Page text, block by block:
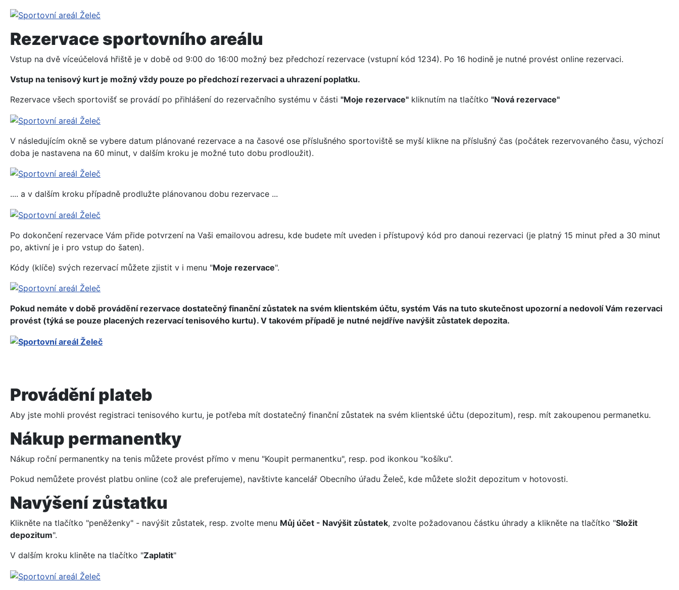
Rezervace sportovního areálu
Vstup na dvě víceúčelová hřiště je v době od 9:00 do 16:00 možný bez předchozí rezervace (vstupní kód 1234). Po 16 hodině je nutné provést online rezervaci.
Vstup na tenisový kurt je možný vždy pouze po předchozí rezervaci a uhrazení poplatku.
Rezervace všech sportovišť se provádí po přihlášení do rezervačního systému v části "Moje rezervace" kliknutím na tlačítko "Nová rezervace"
V následujícím okně se vybere datum plánované rezervace a na časové ose příslušného sportoviště se myší klikne na příslušný čas (počátek rezervovaného času, výchozí
doba je nastavena na 60 minut, v dalším kroku je možné tuto dobu prodloužit).
.... a v dalším kroku případně prodlužte plánovanou dobu rezervace ...
Po dokončení rezervace Vám přide potvrzení na Vaši emailovou adresu, kde budete mít uveden i přístupový kód pro danoui rezervaci (je platný 15 minut před a 30 minut
po, aktivní je i pro vstup do šaten).
Kódy (klíče) svých rezervací můžete zjistit v i menu "Moje rezervace".
Pokud nemáte v době provádění rezervace dostatečný finanční zůstatek na svém klientském účtu, systém Vás na tuto skutečnost upozorní a nedovolí Vám rezervaci
provést (týká se pouze placených rezervací tenisového kurtu). V takovém případě je nutné nejdříve navýšit zůstatek depozita.
Provádění plateb
Aby jste mohli provést registraci tenisového kurtu, je potřeba mít dostatečný finanční zůstatek na svém klientské účtu (depozitum), resp. mít zakoupenou permanetku.
Nákup permanentky
Nákup roční permanentky na tenis můžete provést přímo v menu "Koupit permanentku", resp. pod ikonkou "košíku".
Pokud nemůžete provést platbu online (což ale preferujeme), navštivte kancelář Obecního úřadu Želeč, kde můžete složit depozitum v hotovosti.
Navýšení zůstatku
Klikněte na tlačítko "peněženky" - navýšit zůstatek, resp. zvolte menu Můj účet - Navýšit zůstatek, zvolte požadovanou částku úhrady a klikněte na tlačítko "Složit
depozitum".
V dalším kroku kliněte na tlačítko "Zaplatit"